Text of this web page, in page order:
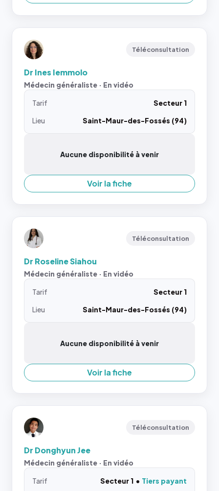
Téléconsultation
Dr Ines Iemmolo
Médecin généraliste · En vidéo
Tarif
Secteur 1
Lieu
Saint-Maur-des-Fossés (94)
Aucune disponibilité à venir
Voir la fiche
Téléconsultation
Dr Roseline Siahou
Médecin généraliste · En vidéo
Tarif
Secteur 1
Lieu
Saint-Maur-des-Fossés (94)
Aucune disponibilité à venir
Voir la fiche
Téléconsultation
Dr Donghyun Jee
Médecin généraliste · En vidéo
Tarif Secteur 1
Tiers payant